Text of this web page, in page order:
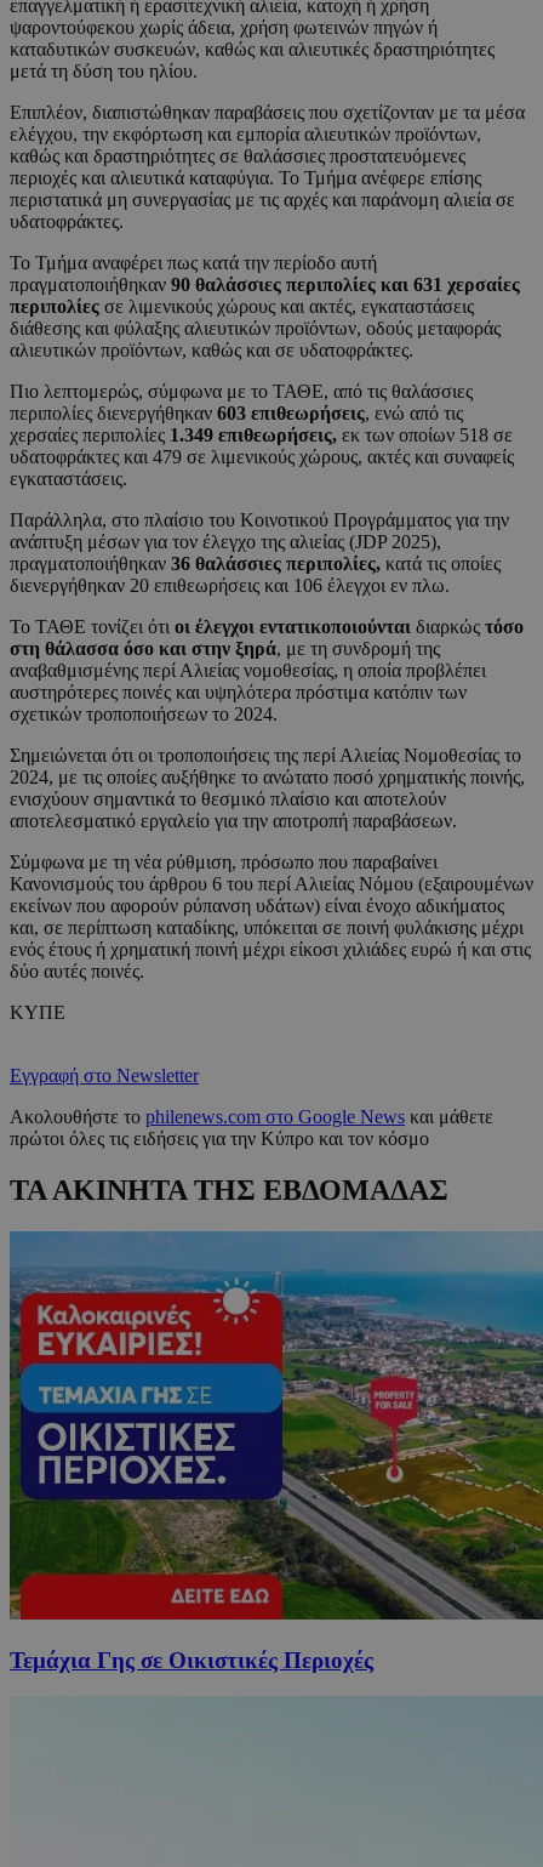
επαγγελματική ή ερασιτεχνική αλιεία, κατοχή ή χρήση
ψαροντούφεκου χωρίς άδεια, χρήση φωτεινών πηγών ή
καταδυτικών συσκευών, καθώς και αλιευτικές δραστηριότητες
μετά τη δύση του ηλίου.
Επιπλέον, διαπιστώθηκαν παραβάσεις που σχετίζονταν με τα μέσα
ελέγχου, την εκφόρτωση και εμπορία αλιευτικών προϊόντων,
καθώς και δραστηριότητες σε θαλάσσιες προστατευόμενες
περιοχές και αλιευτικά καταφύγια. Το Τμήμα ανέφερε επίσης
περιστατικά μη συνεργασίας με τις αρχές και παράνομη αλιεία σε
υδατοφράκτες.
Το Τμήμα αναφέρει πως κατά την περίοδο αυτή
πραγματοποιήθηκαν 90 θαλάσσιες περιπολίες και 631 χερσαίες
περιπολίες σε λιμενικούς χώρους και ακτές, εγκαταστάσεις
διάθεσης και φύλαξης αλιευτικών προϊόντων, οδούς μεταφοράς
αλιευτικών προϊόντων, καθώς και σε υδατοφράκτες.
Πιο λεπτομερώς, σύμφωνα με το ΤΑΘΕ, από τις θαλάσσιες
περιπολίες διενεργήθηκαν 603 επιθεωρήσεις, ενώ από τις
χερσαίες περιπολίες 1.349 επιθεωρήσεις, εκ των οποίων 518 σε
υδατοφράκτες και 479 σε λιμενικούς χώρους, ακτές και συναφείς
εγκαταστάσεις.
Παράλληλα, στο πλαίσιο του Κοινοτικού Προγράμματος για την
ανάπτυξη μέσων για τον έλεγχο της αλιείας (JDP 2025),
πραγματοποιήθηκαν 36 θαλάσσιες περιπολίες, κατά τις οποίες
διενεργήθηκαν 20 επιθεωρήσεις και 106 έλεγχοι εν πλω.
Το ΤΑΘΕ τονίζει ότι οι έλεγχοι εντατικοποιούνται διαρκώς τόσο
στη θάλασσα όσο και στην ξηρά, με τη συνδρομή της
αναβαθμισμένης περί Αλιείας νομοθεσίας, η οποία προβλέπει
αυστηρότερες ποινές και υψηλότερα πρόστιμα κατόπιν των
σχετικών τροποποιήσεων το 2024.
Σημειώνεται ότι οι τροποποιήσεις της περί Αλιείας Νομοθεσίας το
2024, με τις οποίες αυξήθηκε το ανώτατο ποσό χρηματικής ποινής,
ενισχύουν σημαντικά το θεσμικό πλαίσιο και αποτελούν
αποτελεσματικό εργαλείο για την αποτροπή παραβάσεων.
Σύμφωνα με τη νέα ρύθμιση, πρόσωπο που παραβαίνει
Κανονισμούς του άρθρου 6 του περί Αλιείας Νόμου (εξαιρουμένων
εκείνων που αφορούν ρύπανση υδάτων) είναι ένοχο αδικήματος
και, σε περίπτωση καταδίκης, υπόκειται σε ποινή φυλάκισης μέχρι
ενός έτους ή χρηματική ποινή μέχρι είκοσι χιλιάδες ευρώ ή και στις
δύο αυτές ποινές.
ΚΥΠΕ
Εγγραφή στο Newsletter
Ακολουθήστε το philenews.com στο Google News και μάθετε
πρώτοι όλες τις ειδήσεις για την Κύπρο και τον κόσμο
ΤΑ ΑΚΙΝΗΤΑ ΤΗΣ ΕΒΔΟΜΑΔΑΣ
Τεμάχια Γης σε Οικιστικές Περιοχές